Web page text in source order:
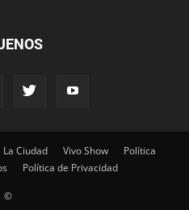
La Ciudad Vivo Show
Política
Política de Privacidad
©